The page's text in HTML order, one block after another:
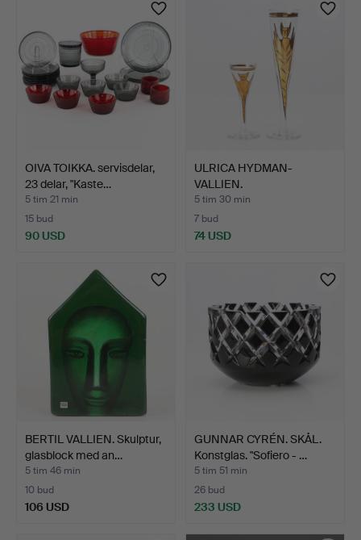
OIVA TOIKKA. servisdelar,
23 delar, "Kaste…
5 tim 21 min
15 bud
90 USD
ULRICA HYDMAN-
VALLIEN.
CHAMPAGNEGLAS OCH
S…
5 tim 30 min
7 bud
74 USD
BERTIL VALLIEN. Skulptur,
glasblock med an…
5 tim 46 min
10 bud
106 USD
GUNNAR CYRÉN. SKÅL.
Konstglas. "Sofiero - …
5 tim 51 min
26 bud
233 USD